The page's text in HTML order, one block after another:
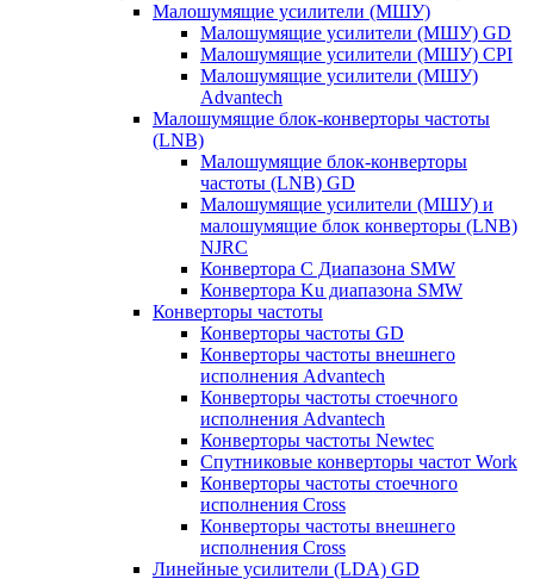
Малошумящие усилители (МШУ)
Малошумящие усилители (МШУ) GD
Малошумящие усилители (МШУ) CPI
Малошумящие усилители (МШУ)
Advantech
Малошумящие блок-конверторы частоты
(LNB)
Малошумящие блок-конверторы
частоты (LNB) GD
Малошумящие усилители (МШУ) и
малошумящие блок конверторы (LNB)
NJRC
Конвертора C Диапазона SMW
Конвертора Ku диапазона SMW
Конверторы частоты
Конверторы частоты GD
Конверторы частоты внешнего
исполнения Advantech
Конверторы частоты стоечного
исполнения Advantech
Конверторы частоты Newtec
Спутниковые конверторы частот Work
Конверторы частоты стоечного
исполнения Cross
Конверторы частоты внешнего
исполнения Cross
Линейные усилители (LDA) GD